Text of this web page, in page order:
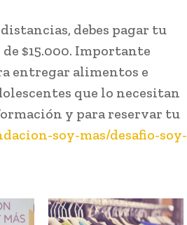
debes pagar tu
$15.000. Importante
entregar alimentos e
que lo necesitan
y para reservar tu
soy-mas/desafio-soy-